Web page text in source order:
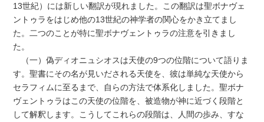
13世紀）には新しい翻訳が現れました。この翻訳は聖ボナヴェ
ントゥラをはじめ他の13世紀の神学者の関心をかき立てまし
た。二つのことが特に聖ボナヴェントゥラの注意を引きまし
た。
（一）偽ディオニュシオスは天使の9つの位階について語りま
す。聖書にその名が見いだされる天使を、彼は単純な天使から
セラフィムに至るまで、自らの方法で体系化しました。聖ボナ
ヴェントゥラはこの天使の位階を、被造物が神に近づく段階と
して解釈します。こうしてこれらの段階は、人間の歩み、すな